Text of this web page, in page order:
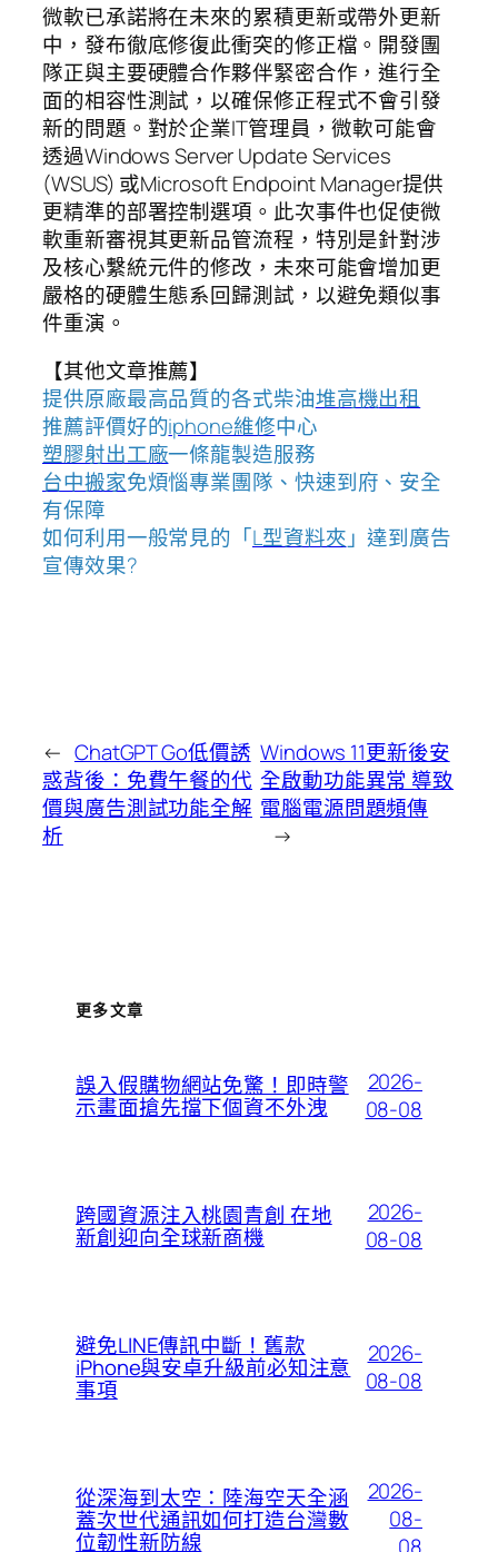
微軟已承諾將在未來的累積更新或帶外更新
中，發布徹底修復此衝突的修正檔。開發團
隊正與主要硬體合作夥伴緊密合作，進行全
面的相容性測試，以確保修正程式不會引發
新的問題。對於企業IT管理員，微軟可能會
透過Windows Server Update Services
(WSUS) 或Microsoft Endpoint Manager提供
更精準的部署控制選項。此次事件也促使微
軟重新審視其更新品管流程，特別是針對涉
及核心繫統元件的修改，未來可能會增加更
嚴格的硬體生態系回歸測試，以避免類似事
件重演。
【其他文章推薦】
提供原廠最高品質的各式柴油堆高機出租
推薦評價好的iphone維修中心
塑膠射出工廠一條龍製造服務
台中搬家免煩惱專業團隊、快速到府、安全
有保障
如何利用一般常見的「L型資料夾」達到廣告
宣傳效果?
← ChatGPT Go低價誘
惑背後：免費午餐的代
價與廣告測試功能全解
析
Windows 11更新後安
全啟動功能異常 導致
電腦電源問題頻傳
→
更多文章
誤入假購物網站免驚！即時警
示畫面搶先擋下個資不外洩
2026-
08-08
跨國資源注入桃園青創 在地
新創迎向全球新商機
2026-
08-08
避免LINE傳訊中斷！舊款
iPhone與安卓升級前必知注意
事項
2026-
08-08
從深海到太空：陸海空天全涵
蓋次世代通訊如何打造台灣數
位韌性新防線
2026-
08-